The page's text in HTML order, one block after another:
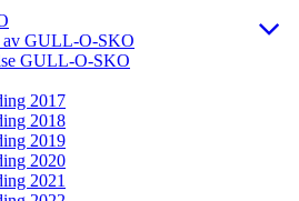
av GULL-O-SKO
GULL-O-SKO
2017
2018
2019
2020
2021